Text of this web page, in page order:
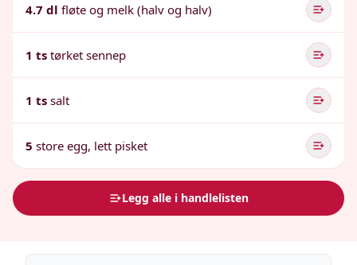
4.7 dl fløte og melk (halv og halv)
1 ts tørket sennep
1 ts salt
5 store egg, lett pisket
Legg alle i handlelisten